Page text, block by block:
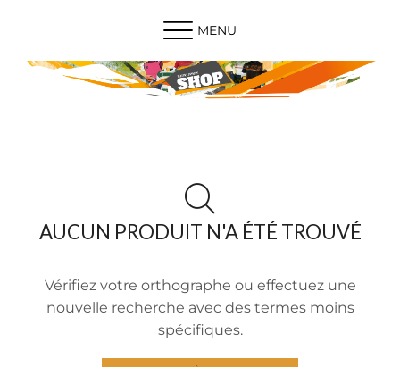
MENU
AUCUN PRODUIT N'A ÉTÉ TROUVÉ
Vérifiez votre orthographe ou effectuez une
nouvelle recherche avec des termes moins
spécifiques.